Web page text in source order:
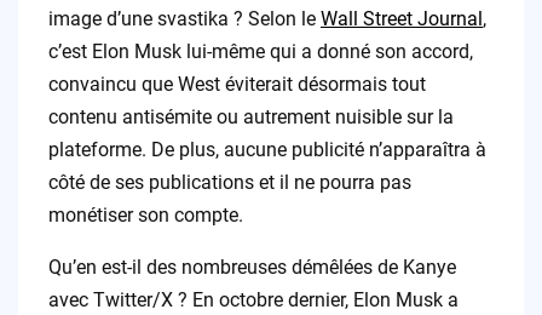
image d’une svastika ? Selon le Wall Street Journal ,
c’est Elon Musk lui-même qui a donné son accord,
convaincu que West éviterait désormais tout
contenu antisémite ou autrement nuisible sur la
plateforme. De plus, aucune publicité n’apparaîtra à
côté de ses publications et il ne pourra pas
monétiser son compte.
Qu’en est-il des nombreuses démêlées de Kanye
avec Twitter/X ? En octobre dernier, Elon Musk a